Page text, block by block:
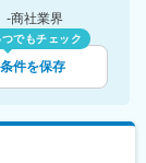
-商社業界
でもチェック
件を保存